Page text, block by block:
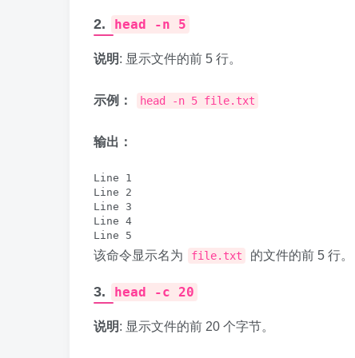
2. head -n 5
说明: 显示文件的前 5 行。
示例： head -n 5 file.txt
输出：
Line 1
Line 2
Line 3
Line 4
该命令显示名为 file.txt 的文件的前 5 行。
3. head -c 20
说明: 显示文件的前 20 个字节。